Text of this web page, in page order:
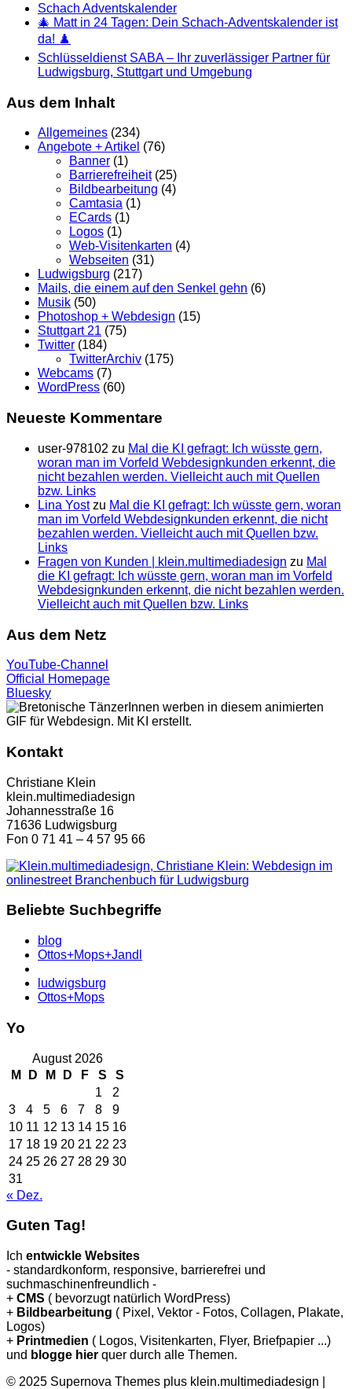
Schach Adventskalender
🎄 Matt in 24 Tagen: Dein Schach-Adventskalender ist
da! ♟️
Schlüsseldienst SABA – Ihr zuverlässiger Partner für
Ludwigsburg, Stuttgart und Umgebung
Aus dem Inhalt
Allgemeines (234)
Angebote + Artikel (76)
Banner (1)
Barrierefreiheit(25)
Bildbearbeitung (4)
Camtasia (1)
ECards (1)
Logos (1)
Web-Visitenkarten (4)
Webseiten (31)
Ludwigsburg (217)
Mails, die einem auf den Senkel gehn (6)
Musik (50)
Photoshop + Webdesign (15)
Stuttgart 21 (75)
Twitter (184)
TwitterArchiv (175)
Webcams (7)
WordPress (60)
Neueste Kommentare
user-978102 zu Mal die KI gefragt: Ich wüsste gern,
woran man im Vorfeld Webdesignkunden erkennt, die
nicht bezahlen werden. Vielleicht auch mit Quellen
bzw. Links
Lina Yostzu Mal die KI gefragt: Ich wüsste gern, woran
man im Vorfeld Webdesignkunden erkennt, die nicht
bezahlen werden. Vielleicht auch mit Quellen bzw.
Links
Fragen von Kunden | klein.multimedia­design zu Mal
die KI gefragt: Ich wüsste gern, woran man im Vorfeld
Webdesignkunden erkennt, die nicht bezahlen werden.
Vielleicht auch mit Quellen bzw. Links
Aus dem Netz
YouTube-Channel
Official Homepage
Bluesky
Kontakt
Christiane Klein
klein.multimediadesign
Johannesstraße 16
71636 Ludwigsburg
Fon 0 71 41 – 4 57 95 66
Beliebte Suchbegriffe
blog
Ottos+Mops+Jandl
ludwigsburg
Ottos+Mops
Yo
August 2026
M
D M D F S
S
1
2
3
4 5 6 7 8
9
10 11 12 13 14 15 16
17 18 19 20 21 22 23
24 25 26 27 28 29 30
31
« Dez.
Guten Tag!
Ich entwickle Websites
- standardkonform, responsive, barrierefrei und
suchmaschinenfreundlich -
+ CMS ( bevorzugt natürlich WordPress)
+ Bildbearbeitung ( Pixel, Vektor - Fotos, Collagen, Plakate,
Logos)
+ Printmedien ( Logos, Visitenkarten, Flyer, Briefpapier ...)
und blogge hier quer durch alle Themen.
© 2025 Supernova Themes plus klein.multimediadesign